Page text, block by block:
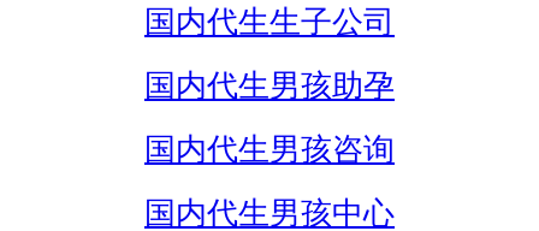
国内代生生子公司
国内代生男孩助孕
国内代生男孩咨询
国内代生男孩中心